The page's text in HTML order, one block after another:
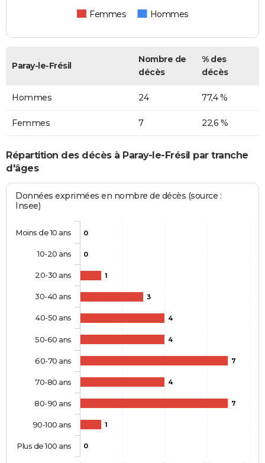
Femmes Hommes
Paray-le-Frésil
Nombre de
décès
% des
décès
Hommes 24 77,4 %
Femmes 7 22,6 %
Répartition des décès à Paray-le-Frésil par tranche
d'âges
Données exprimées en nombre de décès (source :
Insee)
0
0
1
3
4
4
7
4
7
1
0
Moins de 10 ans
10-20 ans
20-30 ans
30-40 ans
40-50 ans
50-60 ans
60-70 ans
70-80 ans
80-90 ans
90-100 ans
Plus de 100 ans